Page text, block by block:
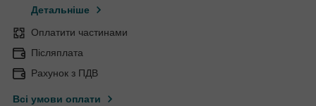
Детальніше
Оплатити частинами
Післяплата
Рахунок з ПДВ
Всі умови оплати